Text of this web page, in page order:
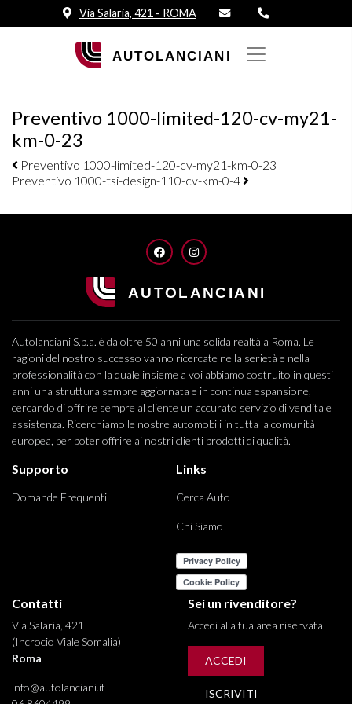
Via Salaria, 421 - ROMA
Preventivo 1000-limited-120-cv-my21-
km-0-23
Navigazione elementi
Preventivo 1000-limited-120-cv-my21-km-0-23
Preventivo 1000-tsi-design-110-cv-km-0-4
FACEBOOKINSTAGRAM
Autolanciani S.p.a. è da oltre 50 anni una solida realtà a Roma. Le
ragioni del nostro successo vanno ricercate nella serietà e nella
professionalità con la quale insieme a voi abbiamo costruito in questi
anni una struttura sempre aggiornata e in continua espansione,
cercando di offrire sempre al cliente un accurato servizio di vendita e
assistenza. Ricerchiamo le nostre automobili in tutta la comunità
europea, per poter offrire ai nostri clienti prodotti di qualità.
Supporto
Domande Frequenti
Links
Cerca Auto
Chi Siamo
Contatti
Via Salaria, 421
(Incrocio Viale Somalia)
Roma
info@autolanciani.it
Sei un rivenditore?
Accedi alla tua area riservata
ACCEDI
ISCRIVITI